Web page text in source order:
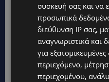
συσκευή σας και να
προσωπικά
διεύθυνση IP σας,
αναγνωριστικά και
για εξατομικευμένες
περιεχόμενο,
περιεχομένου,